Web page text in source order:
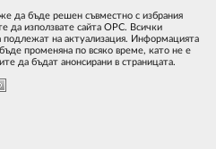
да бъде решен съвместно с избрания
да използвате сайта ОРС. Всички
подлежат на актуализация. Информацията
променяна по всяко време, като не е
да бъдат анонсирани в страницата.